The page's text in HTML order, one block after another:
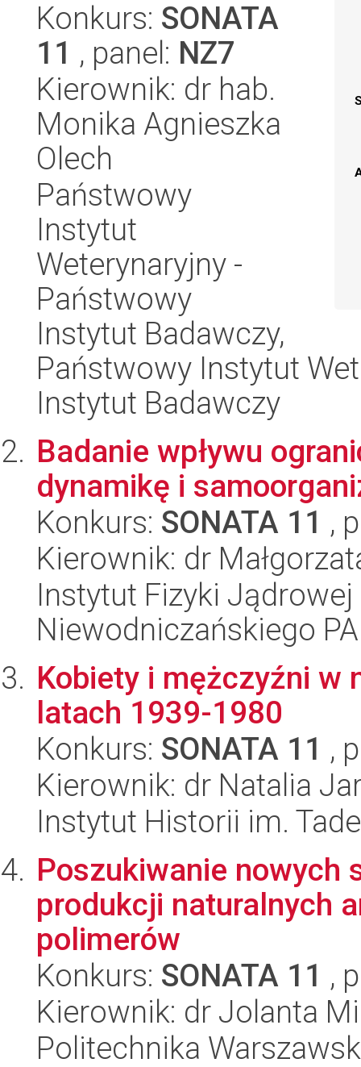
Konkurs: SONATA
11 , panel: NZ7
Kierownik: dr hab.
Monika Agnieszka
Olech
Państwowy
Instytut
Weterynaryjny -
Państwowy
Instytut Badawczy,
Państwowy Instytut
Instytut Badawczy
Badanie wpływu
dynamikę i
Konkurs: SONATA 11 ,
Kierownik: dr
Instytut Fizyki
Niewodniczańskiego
Kobiety i mężczyźni w
latach 1939-1980
Konkurs: SONATA 11 ,
Kierownik: dr Natalia
Instytut Historii im.
Poszukiwanie nowych
produkcji naturalnych
polimerów
Konkurs: SONATA 11 ,
Kierownik: dr Jolanta
Politechnika